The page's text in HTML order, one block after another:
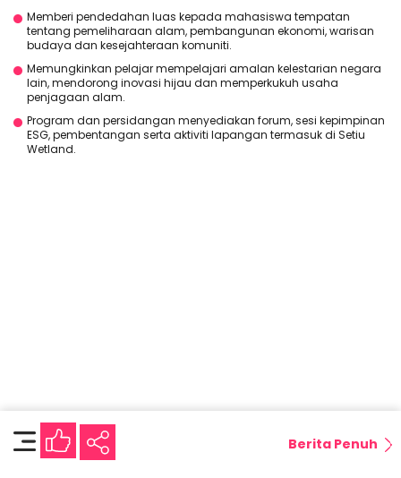
Memberi pendedahan luas kepada mahasiswa tempatan
tentang pemeliharaan alam, pembangunan ekonomi, warisan
budaya dan kesejahteraan komuniti.
Memungkinkan pelajar mempelajari amalan kelestarian negara
lain, mendorong inovasi hijau dan memperkukuh usaha
penjagaan alam.
Program dan persidangan menyediakan forum, sesi kepimpinan
ESG, pembentangan serta aktiviti lapangan termasuk di Setiu
Wetland.
Berita Penuh